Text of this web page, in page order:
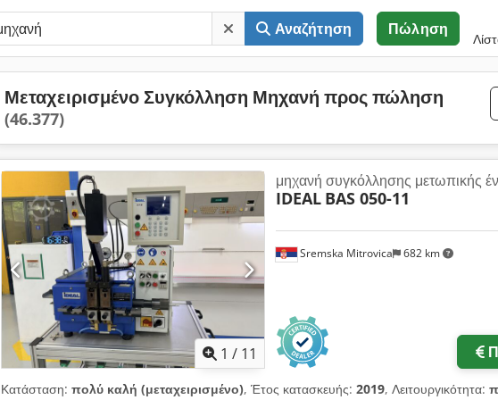
Αναζήτηση Πώληση
Μεταχειρισμένο Συγκόλληση Μηχανή προς πώληση
(46.377)
1 / 11
Sremska Mitrovica 682 km
μηχανή συγκόλλησης μετωπικής
IDEAL BAS 050-11
Κατάσταση: πολύ καλή (μεταχειρισμένο), Έτος κατασκευής: 2019, Λειτουργικότητα: